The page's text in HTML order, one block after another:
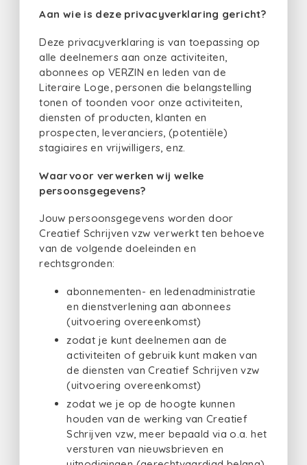
Aan wie is deze privacyverklaring gericht?
Deze privacyverklaring is van toepassing op
alle deelnemers aan onze activiteiten,
abonnees op VERZIN en leden van de
Literaire Loge, personen die belangstelling
tonen of toonden voor onze activiteiten,
diensten of producten, klanten en
prospecten, leveranciers, (potentiële)
stagiaires en vrijwilligers, enz.
Waarvoor verwerken wij welke
persoonsgegevens?
Jouw persoonsgegevens worden door
Creatief Schrijven vzw verwerkt ten behoeve
van de volgende doeleinden en
rechtsgronden:
abonnementen- en ledenadministratie
en dienstverlening aan abonnees
(uitvoering overeenkomst)
zodat je kunt deelnemen aan de
activiteiten of gebruik kunt maken van
de diensten van Creatief Schrijven vzw
(uitvoering overeenkomst)
zodat we je op de hoogte kunnen
houden van de werking van Creatief
Schrijven vzw, meer bepaald via o.a. het
versturen van nieuwsbrieven en